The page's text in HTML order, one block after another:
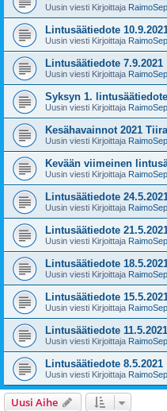
Uusin viesti Kirjoittaja
Lintusäätiedote
Uusin viesti Kirjoittaja
Lintusäätiedote 7.9.2021
Uusin viesti Kirjoittaja
Syksyn 1.
Uusin viesti Kirjoittaja
Kesähavainnot 2021
Uusin viesti Kirjoittaja
Kevään viimeinen
Uusin viesti Kirjoittaja
Lintusäätiedote
Uusin viesti Kirjoittaja
Lintusäätiedote
Uusin viesti Kirjoittaja
Lintusäätiedote
Uusin viesti Kirjoittaja
Lintusäätiedote
Uusin viesti Kirjoittaja
Lintusäätiedote 11.5.2021
Uusin viesti Kirjoittaja
Lintusäätiedote 8.5.2021
Uusin viesti Kirjoittaja
Uusi Aihe